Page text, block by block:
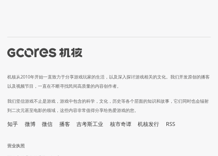
机核从2010年开始一直致力于分享游戏玩家的生活，以及深入探讨游戏相关的文化。我们开发原创的播客
以及视频节目，一直在不断寻找民间高质量的内容创作者。
我们坚信游戏不止是游戏，游戏中包含的科学，文化，历史等各个层面的知识和故事，它们同时也会辐射
到二次元甚至电影的领域，这些内容非常值得分享给热爱游戏的您。
知乎 微博 微信 播客 吉考斯工业 核市奇谭 机核发行 RSS
营业执照